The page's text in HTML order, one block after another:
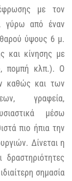
με τον
γύρω από έναν
ύψους 6 μ.
και κίνησης με
πομπή κλπ.). Ο
καθώς και των
γραφεία,
μέσω
πιο ήπια την
Δίνεται η
σημασία